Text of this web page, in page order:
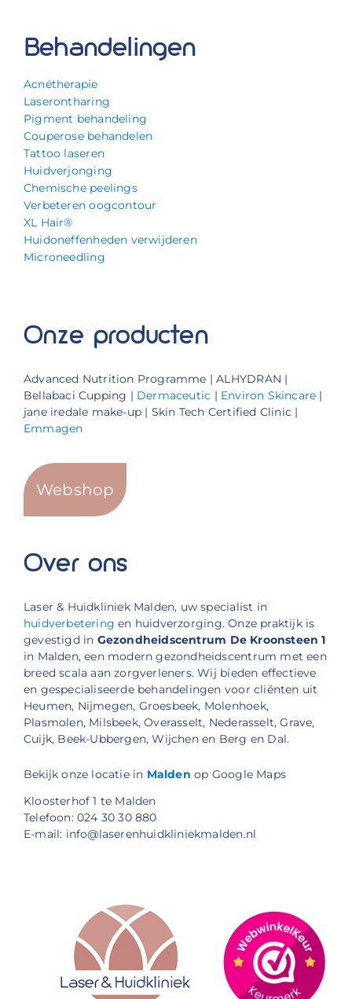
Behandelingen
Acnétherapie
Laserontharing
Pigment behandeling
Couperose behandelen
Tattoo laseren
Huidverjonging
Chemische peelings
Verbeteren oogcontour
XL Hair®
Huidoneffenheden verwijderen
Microneedling
Onze producten
Advanced Nutrition Programme | ALHYDRAN |
Bellabaci Cupping | Dermaceutic | Environ Skincare |
jane iredale make-up | Skin Tech Certified Clinic |
Emmagen
Webshop
Over ons
Laser & Huidkliniek Malden, uw specialist in
huidverbetering en huidverzorging. Onze praktijk is
gevestigd in Gezondheidscentrum De Kroonsteen 1
in Malden, een modern gezondheidscentrum met een
breed scala aan zorgverleners. Wij bieden effectieve
en gespecialiseerde behandelingen voor cliënten uit
Heumen, Nijmegen, Groesbeek, Molenhoek,
Plasmolen, Milsbeek, Overasselt, Nederasselt, Grave,
Cuijk, Beek-Ubbergen, Wijchen en Berg en Dal.
Bekijk onze locatie in Malden op Google Maps
Kloosterhof 1 te Malden
Telefoon: 024 30 30 880
E-mail: info@laserenhuidkliniekmalden.nl